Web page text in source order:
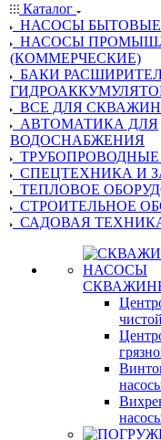
Каталог
НАСОСЫ БЫТОВЫЕ
НАСОСЫ
(КОММЕРЧЕСКИЕ)
БАКИ
ВСЕ ДЛЯ
АВТОМАТИКА ДЛЯ
ВОДОСНАБЖЕНИЯ
СПЕЦТЕХНИКА И
ТЕПЛОВОЕ
СТРОИТЕЛЬНОЕ
САДОВАЯ